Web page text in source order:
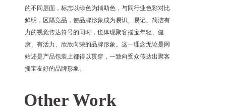
的不同层面，标志以绿色为辅助色，与同行业色彩对比
鲜明，区隔竞品，使品牌形象成为易识、易记、简洁有
力的视觉传达符号的同时，也体现聚客摇宝年轻、健
康、有活力、欣欣向荣的品牌形象。这一理念无论是网
站还是产品包装上都得以贯穿，一致向受众传达出聚客
摇宝友好的品牌形象。
Other Work